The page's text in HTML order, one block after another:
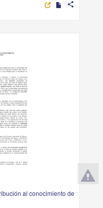
share
al conocimiento de